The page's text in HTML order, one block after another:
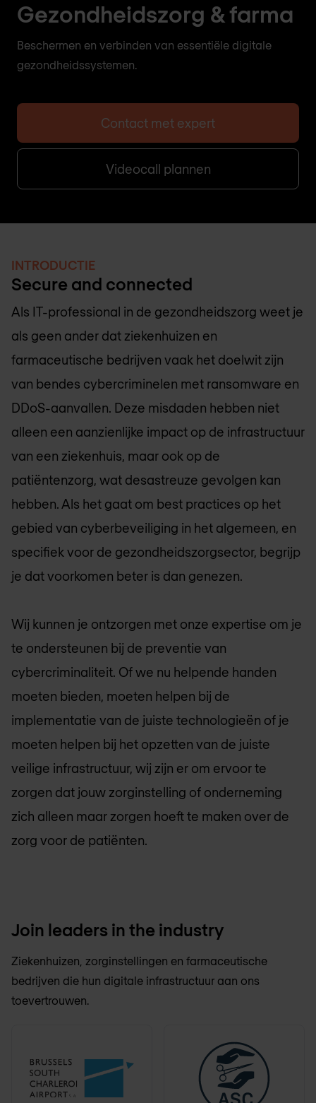
Gezondheidszorg & farma
Beschermen en verbinden van essentiële digitale
gezondheidssystemen.
Contact met expert
Videocall plannen
INTRODUCTIE
Secure and connected
Als IT-professional in de gezondheidszorg weet je
als geen ander dat ziekenhuizen en
farmaceutische bedrijven vaak het doelwit zijn
van bendes cybercriminelen met ransomware en
DDoS-aanvallen. Deze misdaden hebben niet
alleen een aanzienlijke impact op de infrastructuur
van een ziekenhuis, maar ook op de
patiëntenzorg, wat desastreuze gevolgen kan
hebben. Als het gaat om best practices op het
gebied van cyberbeveiliging in het algemeen, en
specifiek voor de gezondheidszorgsector, begrijp
je dat voorkomen beter is dan genezen.
Wij kunnen je ontzorgen met onze expertise om je
te ondersteunen bij de preventie van
cybercriminaliteit. Of we nu helpende handen
moeten bieden, moeten helpen bij de
implementatie van de juiste technologieën of je
moeten helpen bij het opzetten van de juiste
veilige infrastructuur, wij zijn er om ervoor te
zorgen dat jouw zorginstelling of onderneming
zich alleen maar zorgen hoeft te maken over de
zorg voor de patiënten.
Join leaders in the industry
Ziekenhuizen, zorginstellingen en farmaceutische
bedrijven die hun digitale infrastructuur aan ons
toevertrouwen.